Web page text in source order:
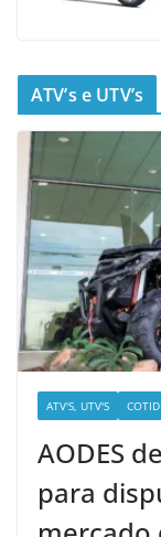
ATV’s e UTV’s
ATV'S, UTV'S
AODES
para